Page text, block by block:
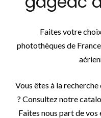
Faites votre
photothèques de
Vous êtes à la recherche
? Consultez notre
Faites nous part de